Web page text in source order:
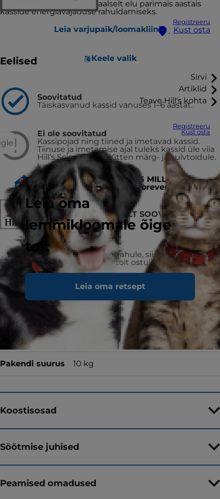
Registreeru
Kust osta
Keele valik
Sirvi
Artiklid
Teave Hill's kohta
Registreeru
Kust osta
Leia oma
lemmikloomale õige
toit
Leia oma retsept
See toit on loodud spetsiaalselt elu parimais aastais
kasside energiavajaduse rahuldamiseks.
Leia varjupaik/loomakliinik
Eelised
Soovitatud
Täiskasvanud kassid vanuses 1–6 aastat.
Ei ole soovitatud
Kassipojad ning tiined ja imetavad kassid.
Tiinuse ja imetamise ajal tuleks kassid üle viia
Hill’s Science Plan Kitten märg- ja kuivtoidule.
Proud to have helped
15 MILLION
SHELTER PETS find a forever home
& counting
VETERINAARIDE POOLT SOOVITATUD
VÕI RAHA TAGASI
Kui sa ei jää tootega rahule, siis tagasta
kasutamata jäänud toit ostukohta ning saad
raha tagasi.
Toidutüüp
tuunikalaga
Pakendi suurus 10 kg
Koostisosad
Söötmise juhised
Peamised omadused